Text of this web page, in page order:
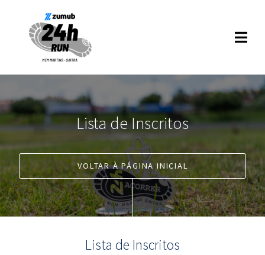
Lista de Inscritos
VOLTAR À PÁGINA INICIAL
Lista de Inscritos